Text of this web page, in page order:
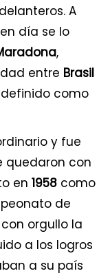
A
día se lo
,
entre Brasil
como
y fue
quedaron con
en 1958 como
de
orgullo la
a los logros
a su país